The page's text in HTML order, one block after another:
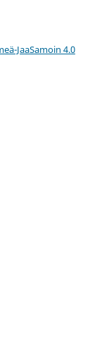
JaaSamoin 4.0